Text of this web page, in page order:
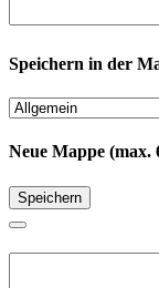
Speichern in der
Neue Mappe (max.
Speichern